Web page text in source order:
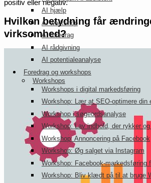
AI hjælp
AI workshop
AI foredrag
AI rådgivning
AI potentialeanalyse
Foredrag og workshops
Workshops
Workshops i digital markedsføring
Workshop: Lær at SEO-optimere din
Workshop i søgeordsanalyse
Workshop: Lav indhold, der rykker
Workshop: Annoncering på Facebook
Workshop: Øg salget via Instagram
Workshop: Facebook-markedsføring
Workshop: Bliv klædt på til at bruge
positiv eller negativ.
Hvilken betydning får
virksomhed?